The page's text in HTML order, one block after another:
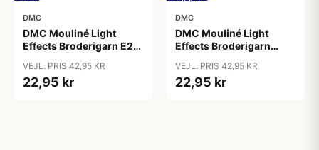
DMC
DMC Mouliné Light
Effects Broderigarn E211
VEJL. PRIS 42,95 KR
22,95 kr
DMC
DMC Mouliné Light
Effects Broderigarn
VEJL. PRIS 42,95 KR
22,95 kr